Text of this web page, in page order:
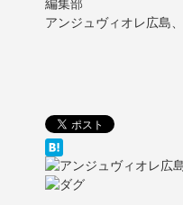
編集部
アンジュヴィオレ広島